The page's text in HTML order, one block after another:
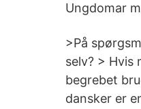
Ungdomar
>På
selv? > Hvis
begrebet
dansker er